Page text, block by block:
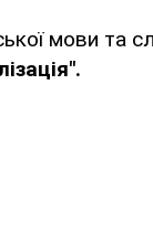
мови та